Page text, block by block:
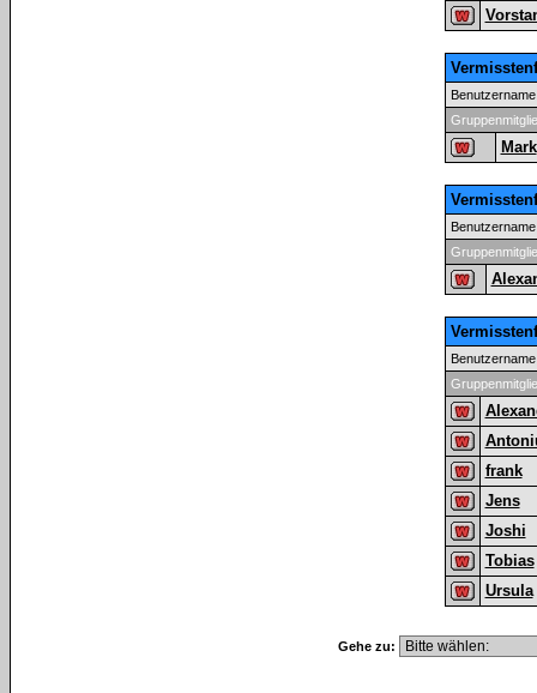
Benutzername
Mark
Benutzername
Benutzername
frank
Jens
Joshi
Tobias
Ursula
Gehe zu: